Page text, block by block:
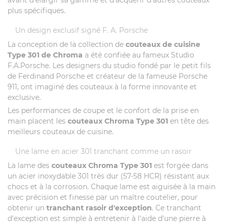
plus spécifiques.
Un design exclusif signé F. A. Porsche
La conception de la collection de couteaux de cuisine
Type 301 de Chroma a été confiée au fameux Studio
F.A.Porsche. Les designers du studio fondé par le petit fils
de Ferdinand Porsche et créateur de la fameuse Porsche
911, ont imaginé des couteaux à la forme innovante et
exclusive.
Les performances de coupe et le confort de la prise en
main placent les couteaux Chroma Type 301 en tête des
meilleurs couteaux de cuisine.
Une lame en acier 301 tranchant comme un rasoir
La lame des couteaux Chroma Type 301 est forgée dans
un acier inoxydable 301 très dur (57-58 HCR) résistant aux
chocs et à la corrosion. Chaque lame est aiguisée à la main
avec précision et finesse par un maître coutelier, pour
obtenir un tranchant rasoir d'exception. Ce tranchant
d'exception est simple à entretenir à l'aide d'une pierre à